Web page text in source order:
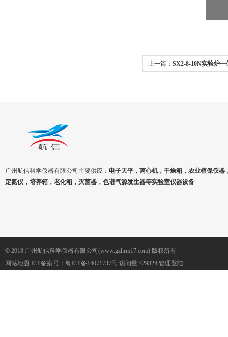
上一篇： SX2-8-10N实验炉
广州航信科学仪器有限公司主要供应： 电子天平，离心机，干燥箱，农业植保仪器
定氮仪，培养箱，老化箱，灭菌器，色谱气源发生器等实验室仪器设备
© 2018 广州航信科学仪器有限公司(www.gzhrm17.com) 版权所有
网站地图 ICP备案号： 粤ICP备14071737号 访问量:729824 管理登陆